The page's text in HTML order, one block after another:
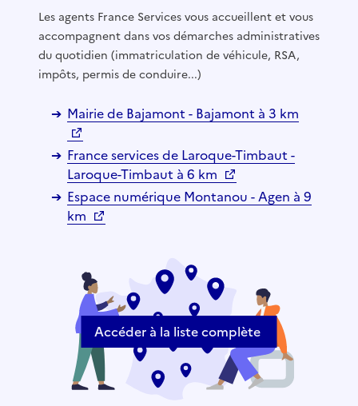
Les agents France Services vous accueillent et vous
accompagnent dans vos démarches administratives
du quotidien (immatriculation de véhicule, RSA,
impôts, permis de conduire...)
Mairie de Bajamont - Bajamont à 3 km
France services de Laroque-Timbaut -
Laroque-Timbaut à 6 km
Espace numérique Montanou - Agen à 9
km
Accéder à la liste complète